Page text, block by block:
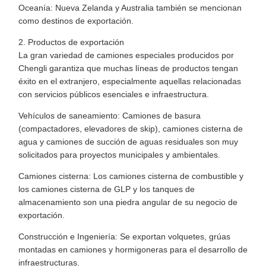
Oceanía: Nueva Zelanda y Australia también se mencionan
como destinos de exportación.
2. Productos de exportación
La gran variedad de camiones especiales producidos por
Chengli garantiza que muchas líneas de productos tengan
éxito en el extranjero, especialmente aquellas relacionadas
con servicios públicos esenciales e infraestructura.
Vehículos de saneamiento: Camiones de basura
(compactadores, elevadores de skip), camiones cisterna de
agua y camiones de succión de aguas residuales son muy
solicitados para proyectos municipales y ambientales.
Camiones cisterna: Los camiones cisterna de combustible y
los camiones cisterna de GLP y los tanques de
almacenamiento son una piedra angular de su negocio de
exportación.
Construcción e Ingeniería: Se exportan volquetes, grúas
montadas en camiones y hormigoneras para el desarrollo de
infraestructuras.